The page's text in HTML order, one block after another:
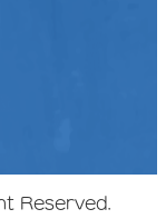
Reserved.